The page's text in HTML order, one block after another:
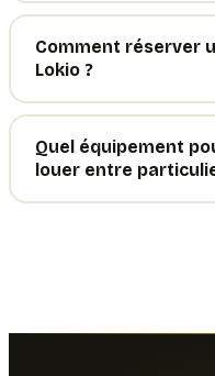
Comment réserver
Lokio ?
Quel équipement
louer entre